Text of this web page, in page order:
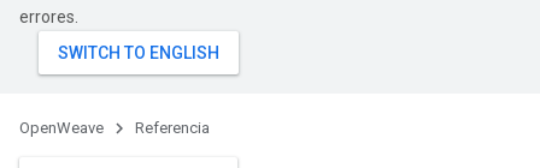
errores.
OpenWeave Referencia